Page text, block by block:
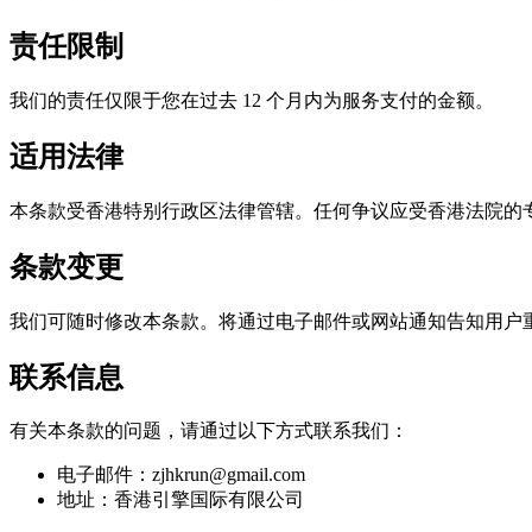
责任限制
我们的责任仅限于您在过去 12 个月内为服务支付的金额。
适用法律
本条款受香港特别行政区法律管辖。任何争议应受香港法院的
条款变更
我们可随时修改本条款。将通过电子邮件或网站通知告知用户
联系信息
有关本条款的问题，请通过以下方式联系我们：
电子邮件：zjhkrun@gmail.com
地址：香港引擎国际有限公司